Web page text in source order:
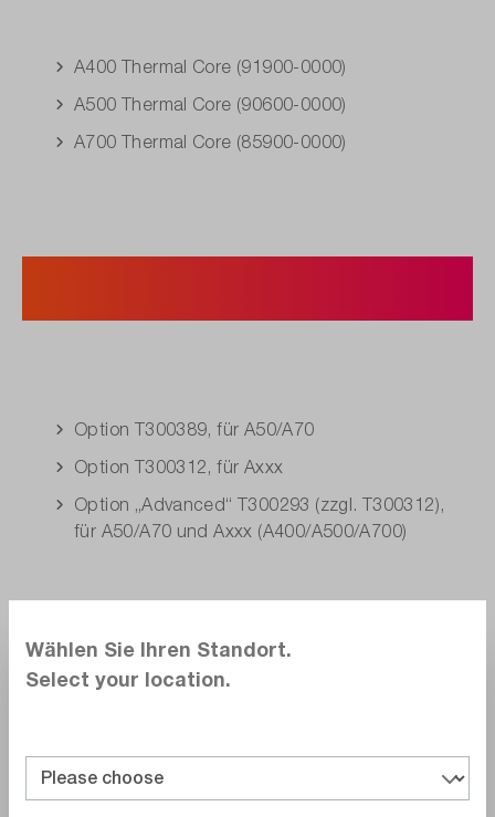
A400 Thermal Core (91900-0000)
A500 Thermal Core (90600-0000)
A700 Thermal Core (85900-0000)
Option T300389, für A50/A70
Option T300312, für Axxx
Option „Advanced“ T300293 (zzgl. T300312),
für A50/A70 und Axxx (A400/A500/A700)
Wählen Sie Ihren Standort.
Select your location.